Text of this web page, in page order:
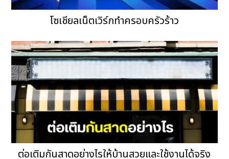
โซเชียลเน็ตเวิร์กทำครอบครัวร้าว
ต่อเติมกันสาดอย่างไรให้บ้านสวยและใช้งานได้จริง